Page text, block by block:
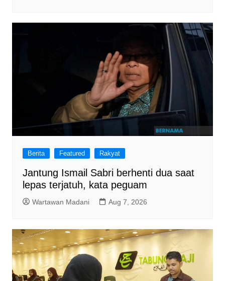
Berita Featured Rakyat
Jantung Ismail Sabri berhenti dua saat
lepas terjatuh, kata peguam
Wartawan Madani Aug 7, 2026